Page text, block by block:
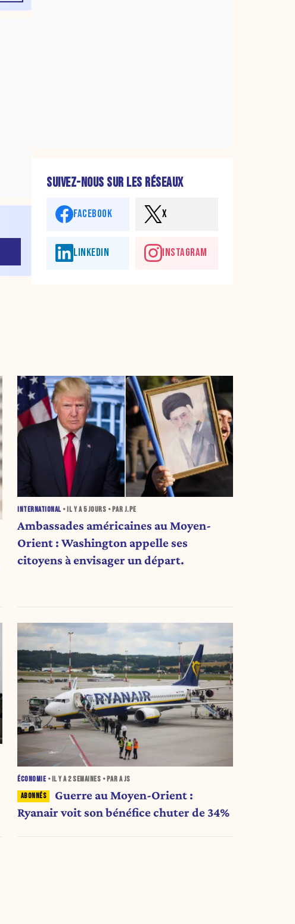
SUIVEZ-NOUS SUR LES RÉSEAUX
FACEBOOK X
LINKEDIN INSTAGRAM
INTERNATIONAL • IL Y A5 JOURS • PAR J.PE
Ambassades américaines au Moyen-
Orient : Washington appelle ses
citoyens à envisager un départ.
ÉCONOMIE • IL Y A2 SEMAINES • PAR A JS
Guerre au Moyen-Orient :
Ryanair voit son bénéfice chuter de 34%